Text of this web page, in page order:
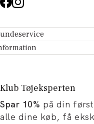
-
dit køb
Tøjeksperten
og artikler
Klub Tøjeksperten
Spar 10% på din
alle dine køb, få